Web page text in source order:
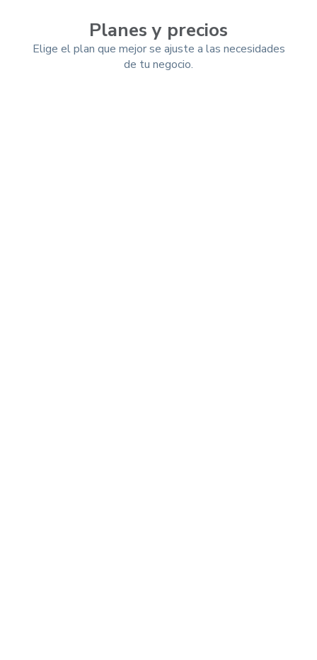
Planes y precios
Elige el plan que mejor se ajuste a las necesidades
de tu negocio.